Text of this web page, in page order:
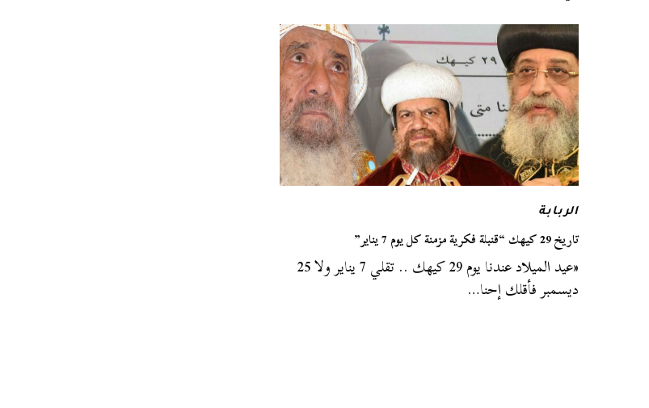
الربابة
تاريخ 29 كيهك “قنبلة فكرية مزمنة كل يوم 7 يناير”
«عيد الميلاد عندنا يوم 29 كيهك .. تقلي 7 يناير ولا 25
ديسمبر فأقلك إحنا…